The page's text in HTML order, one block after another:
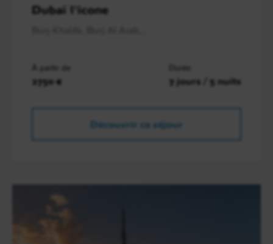
Dubaï l'icone
À partir de
2750 €
Durée
7 jours / 5 nuits
Découvrir ce séjour